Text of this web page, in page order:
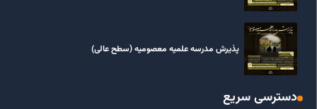
پذیرش مدرسه علمیه معصومیه‌ (سطح عالی)
دسترسی سریع